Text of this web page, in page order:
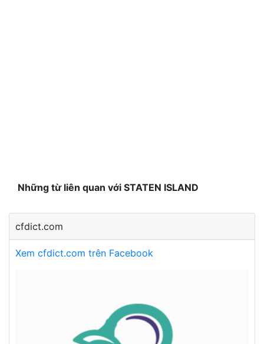
Những từ liên quan với STATEN ISLAND
cfdict.com
Xem cfdict.com trên Facebook